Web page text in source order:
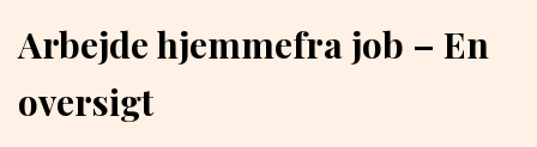
Arbejde hjemmefra job – En
oversigt